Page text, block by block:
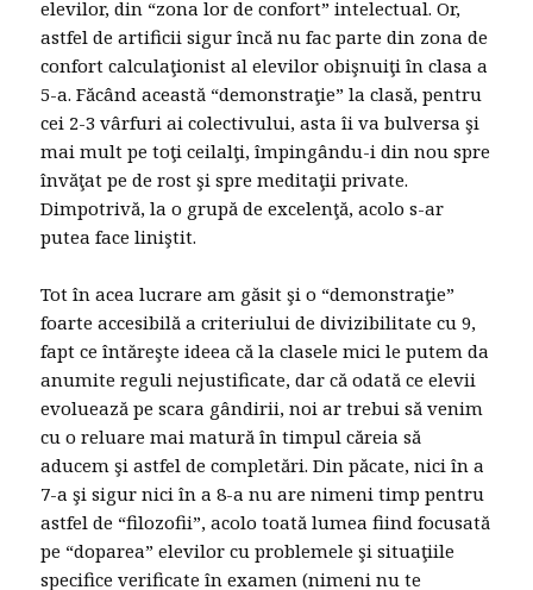
elevilor, din “zona lor de confort” intelectual. Or,
astfel de artificii sigur încă nu fac parte din zona de
confort calculaţionist al elevilor obişnuiţi în clasa a
5-a. Făcând această “demonstraţie” la clasă, pentru
cei 2-3 vârfuri ai colectivului, asta îi va bulversa şi
mai mult pe toţi ceilalţi, împingându-i din nou spre
învăţat pe de rost şi spre meditaţii private.
Dimpotrivă, la o grupă de excelenţă, acolo s-ar
putea face liniştit.
Tot în acea lucrare am găsit şi o “demonstraţie”
foarte accesibilă a criteriului de divizibilitate cu 9,
fapt ce întăreşte ideea că la clasele mici le putem da
anumite reguli nejustificate, dar că odată ce elevii
evoluează pe scara gândirii, noi ar trebui să venim
cu o reluare mai matură în timpul căreia să
aducem şi astfel de completări. Din păcate, nici în a
7-a şi sigur nici în a 8-a nu are nimeni timp pentru
astfel de “filozofii”, acolo toată lumea fiind focusată
pe “doparea” elevilor cu problemele şi situaţiile
specifice verificate în examen (nimeni nu te